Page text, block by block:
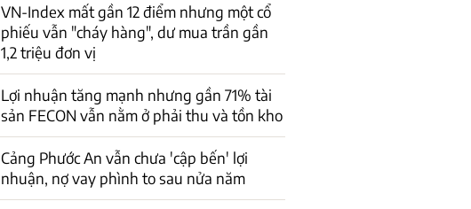
VN-Index mất gần 12 điểm nhưng một cổ
phiếu vẫn "cháy hàng", dư mua trần gần
1,2 triệu đơn vị
Lợi nhuận tăng mạnh nhưng gần 71% tài
sản FECON vẫn nằm ở phải thu và tồn kho
Cảng Phước An vẫn chưa 'cập bến' lợi
nhuận, nợ vay phình to sau nửa năm